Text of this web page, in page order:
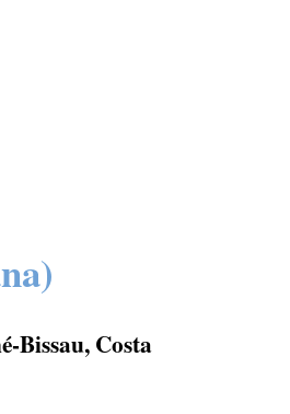
Bissau, Costa